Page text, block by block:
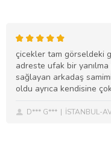
çicekler tam görseldeki
adreste ufak bir yanılma
sağlayan arkadaş
oldu ayrıca kendisine
D*** G*** İSTANBUL-